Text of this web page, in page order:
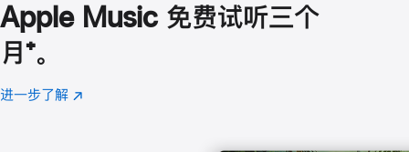
Apple Music 免费试听三个
月 脚
注
⁺。
进一步了解 Apple
(在